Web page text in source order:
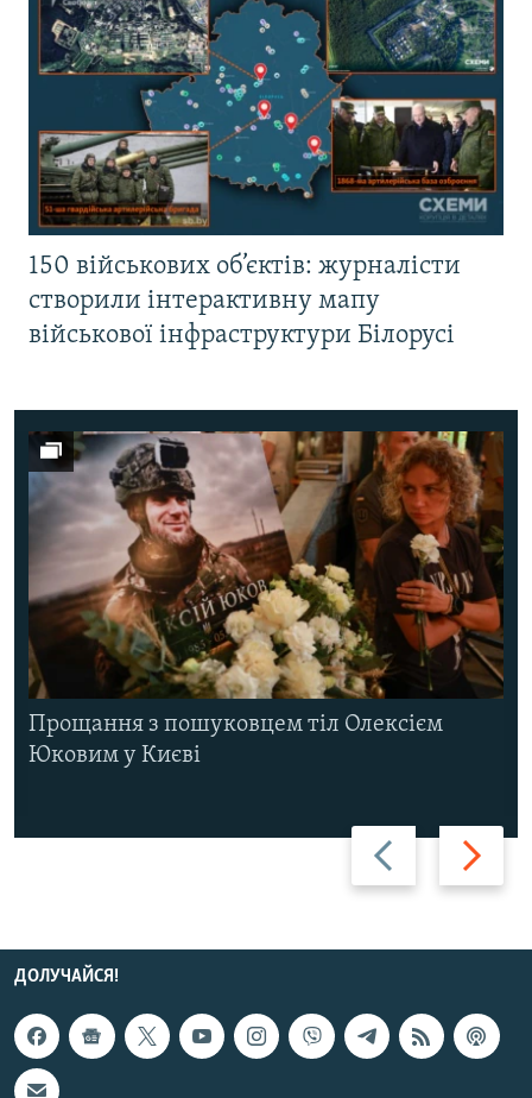
150 військових об’єктів: журналісти
створили інтерактивну мапу
військової інфраструктури Білорусі
Назад Вперед
Прощання з пошуковцем тіл Олексієм
Юковим у Києві
ДОЛУЧАЙСЯ!